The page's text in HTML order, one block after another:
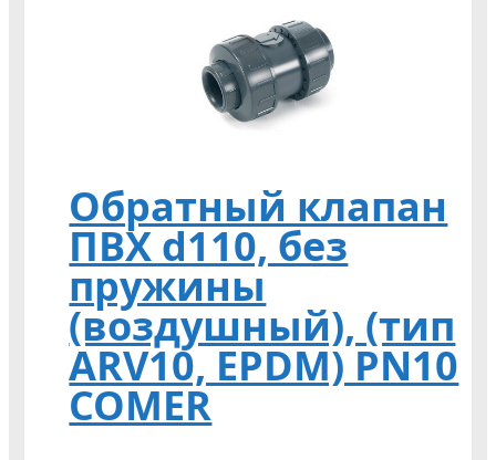
Обратный клапан
ПВХ d110, без
пружины
(воздушный), (тип
ARV10, EPDM) PN10
COMER